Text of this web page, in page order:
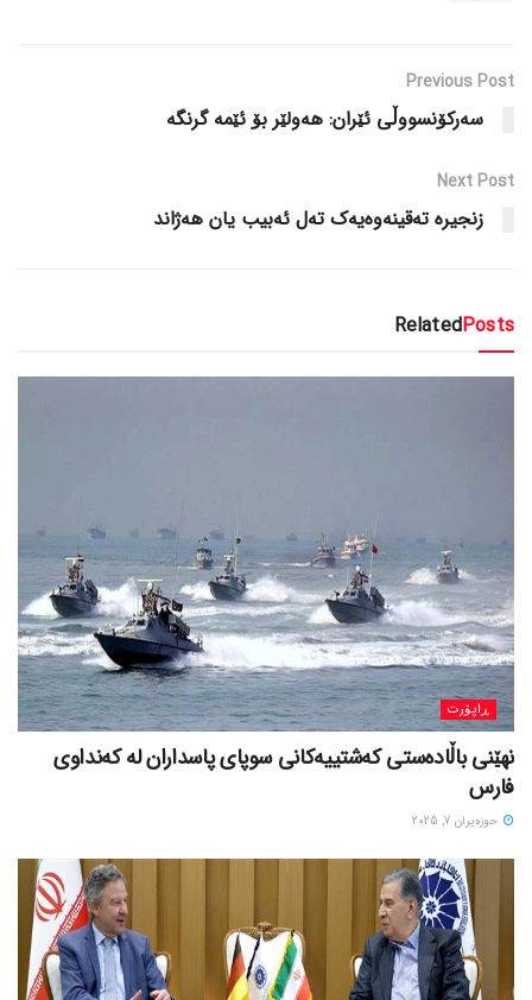
Previous Post
سەرکۆنسووڵی ئێران: هەولێر بۆ ئێمە گرنگە
Next Post
زنجیرە تەقینەوەیەک تەل ئەبیب یان هەژاند
RelatedPosts
ڕاپۆرت
نهێنی باڵادەستی کەشتییەکانی سوپای پاسداران لە کەنداوی
فارس
حوزه‌یران 7, 2025